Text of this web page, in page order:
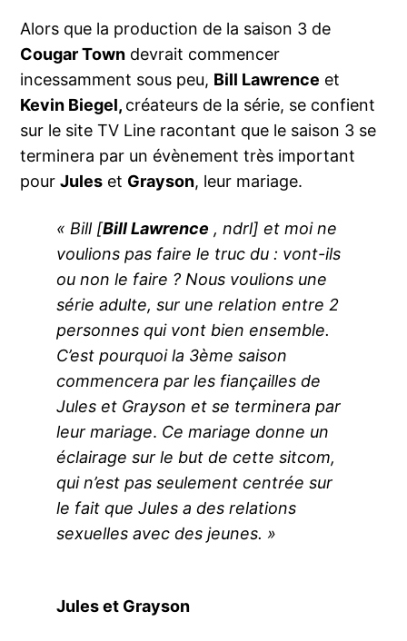
Alors que la production de la saison 3 de
Cougar Town devrait commencer
incessamment sous peu, Bill Lawrence et
Kevin Biegel, créateurs de la série, se confient
sur le site TV Line racontant que le saison 3 se
terminera par un évènement très important
pourJules et Grayson, leur mariage.
« Bill [Bill Lawrence , ndrl] et moi ne
voulions pas faire le truc du : vont-ils
ou non le faire ? Nous voulions une
série adulte, sur une relation entre 2
personnes qui vont bien ensemble.
C’est pourquoi la 3ème saison
commencera par les fiançailles de
Jules et Grayson et se terminera par
leur mariage. Ce mariage donne un
éclairage sur le but de cette sitcom,
qui n’est pas seulement centrée sur
le fait que Jules a des relations
sexuelles avec des jeunes. »
Jules et Grayson